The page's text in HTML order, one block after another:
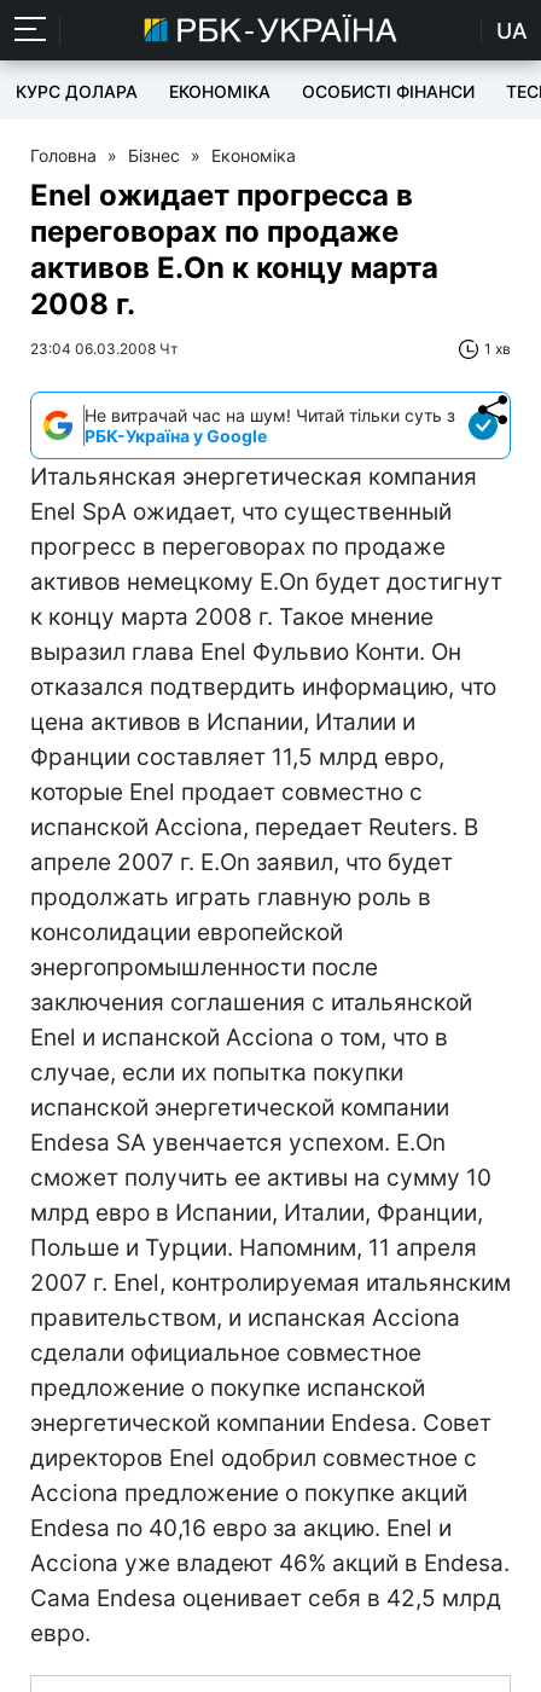
UA
КУРС ДОЛАРА ЕКОНОМІКА ОСОБИСТІ ФІНАНСИ
Головна » Бізнес » Економіка
Enel ожидает прогресса в
переговорах по продаже
активов E.On к концу марта
2008 г.
23:04 06.03.2008 Чт 1 хв
Не витрачай час на шум! Читай тільки суть з
РБК-Україна у Google
Итальянская энергетическая компания
Enel SpА ожидает, что существенный
прогресс в переговорах по продаже
активов немецкому E.On будет достигнут
к концу марта 2008 г. Такое мнение
выразил глава Enel Фульвио Конти. Он
отказался подтвердить информацию, что
цена активов в Испании, Италии и
Франции составляет 11,5 млрд евро,
которые Enel продает совместно с
испанской Acciona, передает Reuters. В
апреле 2007 г. E.On заявил, что будет
продолжать играть главную роль в
консолидации европейской
энергопромышленности после
заключения соглашения с итальянской
Enel и испанской Acciona о том, что в
случае, если их попытка покупки
испанской энергетической компании
Endesa SA увенчается успехом. E.On
сможет получить ее активы на сумму 10
млрд евро в Испании, Италии, Франции,
Польше и Турции. Напомним, 11 апреля
2007 г. Enel, контролируемая итальянским
правительством, и испанская Acciona
сделали официальное совместное
предложение о покупке испанской
энергетической компании Endesa. Совет
директоров Enel одобрил совместное с
Acciona предложение о покупке акций
Endesa по 40,16 евро за акцию. Enel и
Acciona уже владеют 46% акций в Endesa.
Сама Endesa оценивает себя в 42,5 млрд
евро.